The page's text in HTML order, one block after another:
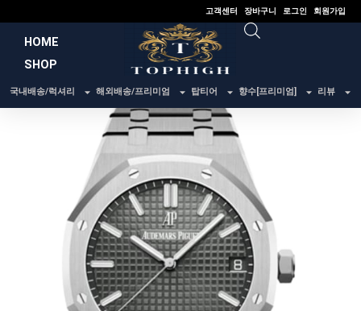
건
너
고객센터 장바구니 로그인 회원가입
HOME
SHOP
국내배송/럭셔리 해외배송/프리미엄 탑티어 향수[프리미엄] 리뷰